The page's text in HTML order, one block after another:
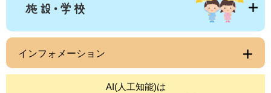
インフォメーション
AI(人工知能)は